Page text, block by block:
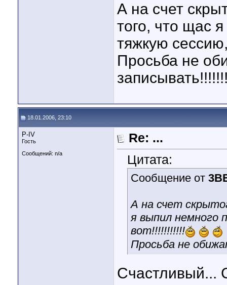
А на счет
того, что щас
тяжкую
Просьба не
18.01.2006, 23:10
P-IV
Гость
Сообщений: n/a
Re: ...
Цитата:
Сообщение от
А на счет
я выпил немного
вот!!!!!!!!!!!
Просьба не
Счастливый...